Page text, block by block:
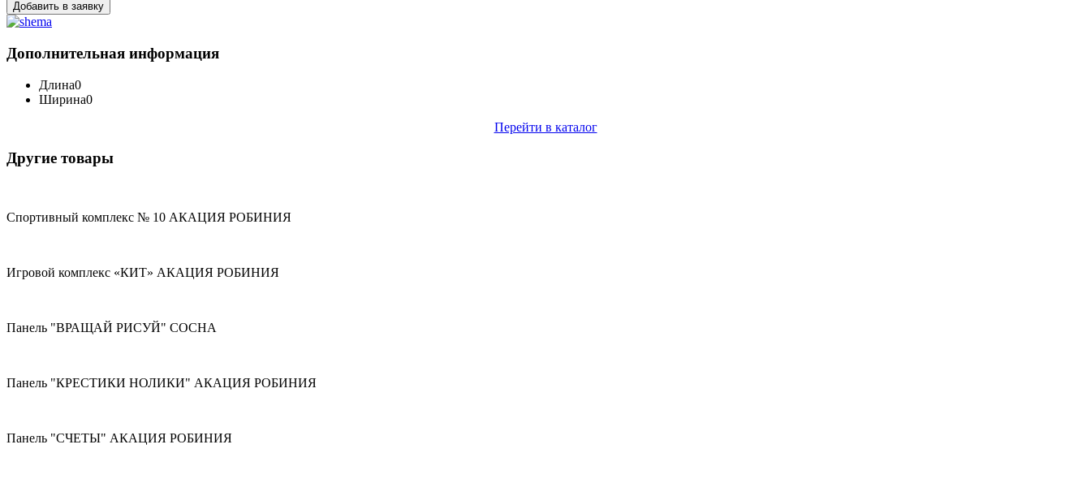
Добавить в заявку
Дополнительная информация
Длина0
Ширина0
Перейти в каталог
Другие товары
Спортивный комплекс № 10 АКАЦИЯ РОБИНИЯ
Игровой комплекс «КИТ» АКАЦИЯ РОБИНИЯ
Панель "ВРАЩАЙ РИСУЙ" СОСНА
Панель "КРЕСТИКИ НОЛИКИ" АКАЦИЯ РОБИНИЯ
Панель "СЧЕТЫ" АКАЦИЯ РОБИНИЯ